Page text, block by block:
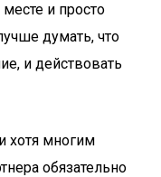
и просто
думать, что
и действовать
хотя многим
обязательно